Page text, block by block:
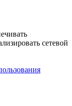
сетевой